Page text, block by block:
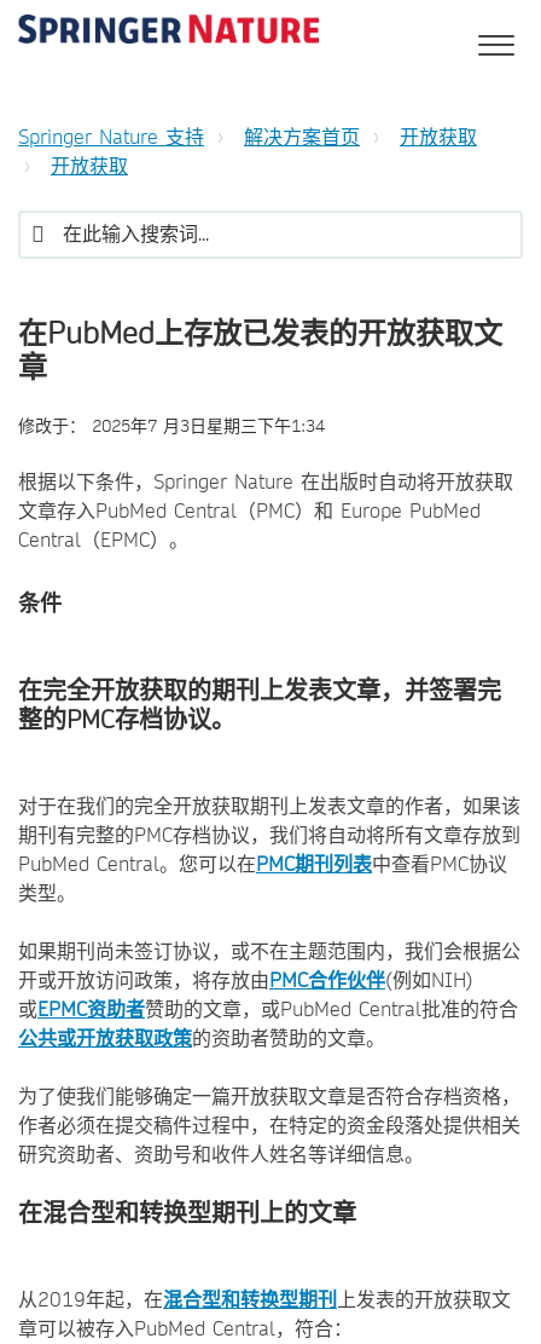
Springer Nature 支持 解决方案首页
开放获取
开放获取
在PubMed上存放已发表的开放获取文
章
修改于： 2025年7 月3日星期三下午1:34
根据以下条件，Springer Nature 在出版时自动将开放获取
文章存入PubMed Central（PMC）和 Europe PubMed
Central（EPMC）。
条件
在完全开放获取的期刊上发表文章，并签署完
整的PMC存档协议。
对于在我们的完全开放获取期刊上发表文章的作者，如果该
期刊有完整的PMC存档协议，我们将自动将所有文章存放到
PubMed Central。您可以在PMC期刊列表中查看PMC协议
类型。
如果期刊尚未签订协议，或不在主题范围内，我们会根据公
开或开放访问政策，将存放由PMC合作伙伴(例如NIH)
或EPMC资助者赞助的文章，或PubMed Central批准的符合
公共或开放获取政策的资助者赞助的文章。
为了使我们能够确定一篇开放获取文章是否符合存档资格，
作者必须在提交稿件过程中，在特定的资金段落处提供相关
研究资助者、资助号和收件人姓名等详细信息。
在混合型和转换型期刊上的文章
从2019年起，在混合型和转换型期刊上发表的开放获取文
章可以被存入PubMed Central，符合：